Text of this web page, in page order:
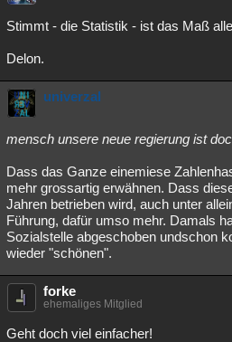
Stimmt - die Statistik - ist das Maß
Delon.
univerzal
mensch unsere neue regierung ist
Dass das Ganze einemiese
mehr grossartig erwähnen. Dass
Jahren betrieben wird, auch unter
Führung, dafür umso mehr. Damals
Sozialstelle abgeschoben undschon
wieder "schönen".
forke
ehemaliges Mitglied
Geht doch viel einfacher!